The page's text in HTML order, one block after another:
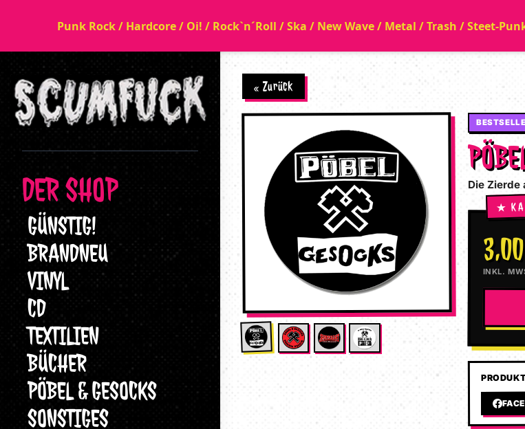
Punk Rock / Hardcore / Oi! / Rock`n´Roll / Ska / New Wave / Metal / Trash / Steet-
DER SHOP
GÜNSTIG!
BRANDNEU
VINYL
CD
TEXTILIEN
BÜCHER
PÖBEL & GESOCKS
SONSTIGES
« Zurück
Die Zierde
INKL.